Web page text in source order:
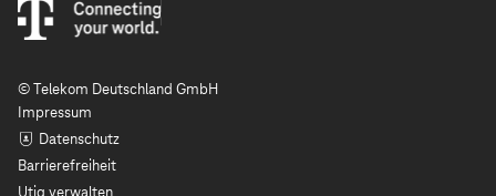
© Telekom Deutschland GmbH
Impressum
Datenschutz
Barrierefreiheit
Utiq verwalten